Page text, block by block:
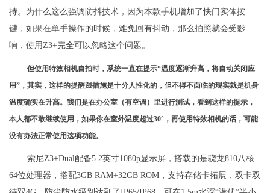
持。为什么这么强调防抖技术，因为本款手机增加了快门实体按
键，如果在单手操作的时候，难免回有抖动，那么拍照就会受影
响，使用Z3+完全可以忽略这个问题。
但使用特效相机自拍时，系统一直在提示“温度逐渐升高，将自动关闭应
用”，其实，这样的提醒跟措施是十分人性化的，但不得不面临的现实就是机身
温度确实在升高。我们是在办公室（有空调）里进行测试，看到这样的提示，
本人都不敢继续使用，如果你在室外温度超过30°，再使用特效相机的话，可能
没有办法正常使用这项功能。
索尼Z3+Dual配备5.2英寸1080p显示屏，搭载的是骁龙810八核
64位处理器，搭配3GB RAM+32GB ROM，支持存储卡拓展，双卡双